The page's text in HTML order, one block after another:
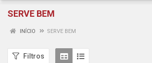
SERVE BEM
INÍCIO SERVE BEM
Filtros